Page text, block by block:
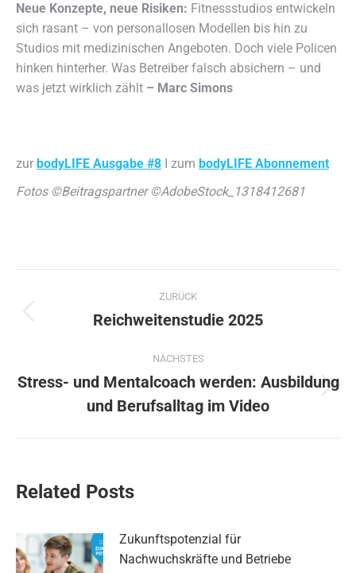
Neue Konzepte, neue Risiken: Fitnessstudios entwickeln
sich rasant – von personallosen Modellen bis hin zu
Studios mit medizinischen Angeboten. Doch viele Policen
hinken hinterher. Was Betreiber falsch absichern – und
was jetzt wirklich zählt – Marc Simons
zur bodyLIFE Ausgabe #8 I zum bodyLIFE Abonnement
Fotos ©Beitragspartner ©AdobeStock_1318412681
Kommentarnavigation
ZURÜCK
Vorheriger
Reichweitenstudie 2025
NÄCHSTES
Beitrag:
Stress- und Mentalcoach werden: Ausbildung
und Berufsalltag im Video
Related Posts
Zukunftspotenzial für
Nachwuchskräfte und Betriebe